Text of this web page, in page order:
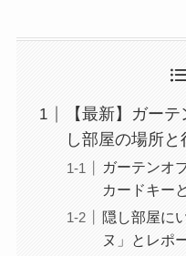
【最新】ガー
し部屋の場所と
ガーテンオ
カードキー
隠し部屋に
ヌ」とレポ